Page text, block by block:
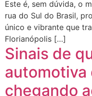
Este é, sem dúvida, o
rua do Sul do Brasil,
único e vibrante que
Florianópolis […]
Sinais de
automotiva
chegando